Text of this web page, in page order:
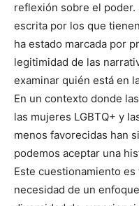
reflexión sobre el
escrita por los que
ha estado marcada por
legitimidad de las
examinar quién está en
En un contexto donde
las mujeres LGBTQ+ y
menos favorecidas han
podemos aceptar una
Este cuestionamiento
necesidad de un